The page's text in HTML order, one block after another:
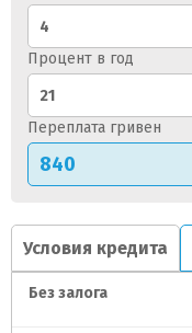
Процент в год
Переплата гривен
Условия кредита
Без залога